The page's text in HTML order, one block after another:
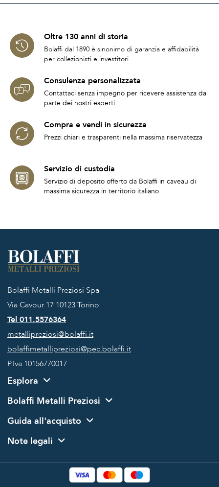
Oltre 130 anni di storia
Bolaffi dal 1890 è sinonimo di garanzia e affidabilità
per collezionisti e investitori
Consulenza personalizzata
Contattaci senza impegno per ricevere assistenza da
parte dei nostri esperti
Compra e vendi in sicurezza
Prezzi chiari e trasparenti nella massima riservatezza
Servizio di custodia
Servizio di deposito offerto da Bolaffi in caveau di
massima sicurezza in territorio italiano
Bolaffi Metalli Preziosi Spa
Via Cavour 17 10123 Torino
Tel 011.5576364
metallipreziosi@bolaffi.it
bolaffimetallipreziosi@pec.bolaffi.it
P.Iva 10156770017
Esplora
Bolaffi Metalli Preziosi
Guida all'acquisto
Note legali